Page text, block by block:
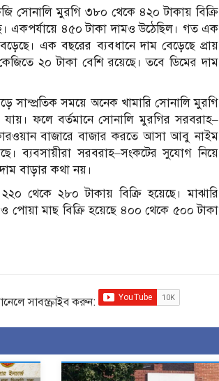
সোনালি মুরগি ৩৮০ থেকে ৪২০ টাকায় বিক্রি
একপর্যায়ে ৪৫০ টাকা দামও উঠেছিল। গত এক
এক বছরের ব্যবধানে দাম বেড়েছে প্রায়
২০ টাকা বেশি রয়েছে। তবে ডিমের দাম
সাম্প্রতিক সময়ে অনেক খামারি সোনালি মুরগি
ফলে বর্তমানে সোনালি মুরগির সরবরাহ–
বাজারে বাজার করতে আসা আবু নাইম
ব্যবসায়ীরা সরবরাহ–সংকটের সুযোগ নিয়ে
বাড়ার কথা নয়।
থেকে ২৮০ টাকায় বিক্রি হয়েছে। মাঝারি
পোয়া মাছ বিক্রি হয়েছে ৪০০ থেকে ৫০০ টাকা
সাবস্ক্রাইব করুন: